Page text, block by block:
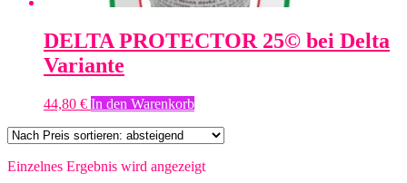
DELTA PROTECTOR 25© bei Delta
Variante
44,80 € In den Warenkorb
Einzelnes Ergebnis wird angezeigt